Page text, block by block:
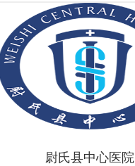
尉氏县中心医院